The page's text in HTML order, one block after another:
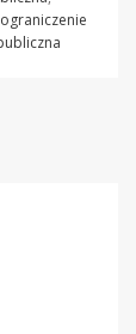
ograniczenie